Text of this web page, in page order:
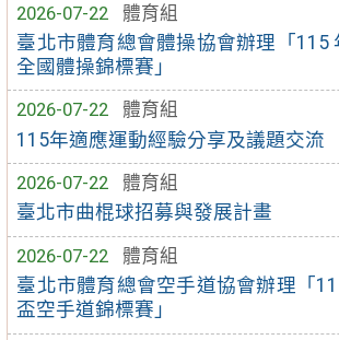
2026-07-22
體育組
臺北市體育總會體操協會辦理「115
全國體操錦標賽」
2026-07-22
體育組
115年適應運動經驗分享及議題交流
2026-07-22
體育組
臺北市曲棍球招募與發展計畫
2026-07-22
體育組
臺北市體育總會空手道協會辦理「
盃空手道錦標賽」